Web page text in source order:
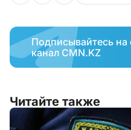
Подписывайтесь
канал CMN.KZ
Читайте также